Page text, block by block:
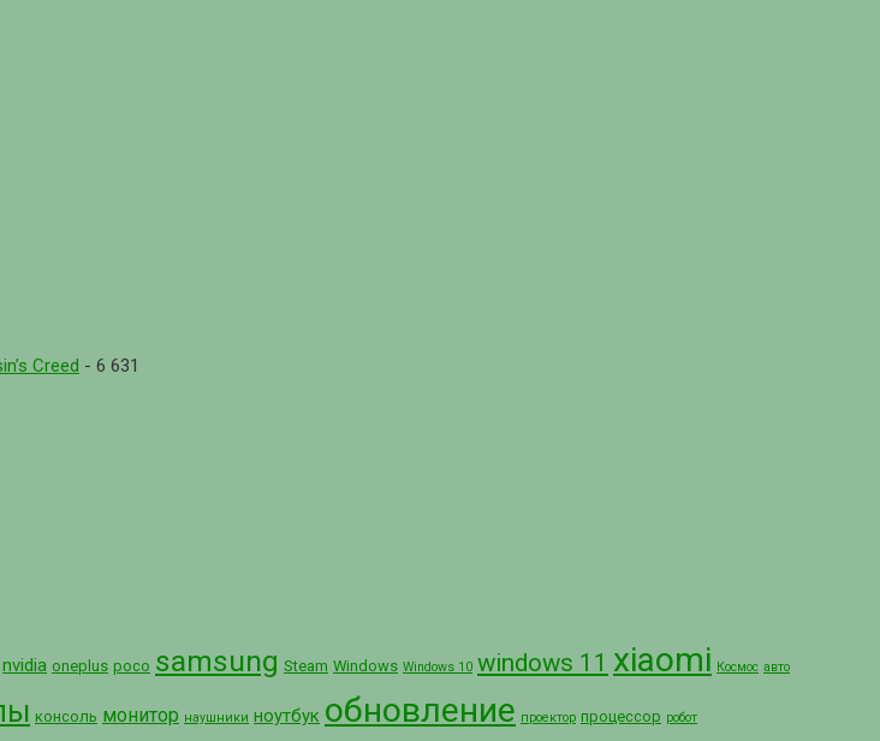
Creed - 6 631
nvidia oneplus poco samsung Steam Windows Windows 10 windows 11 xiaomi Космос авто
консоль монитор наушники ноутбук обновление проектор процессор робот